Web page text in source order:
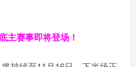
主赛事即将登场！